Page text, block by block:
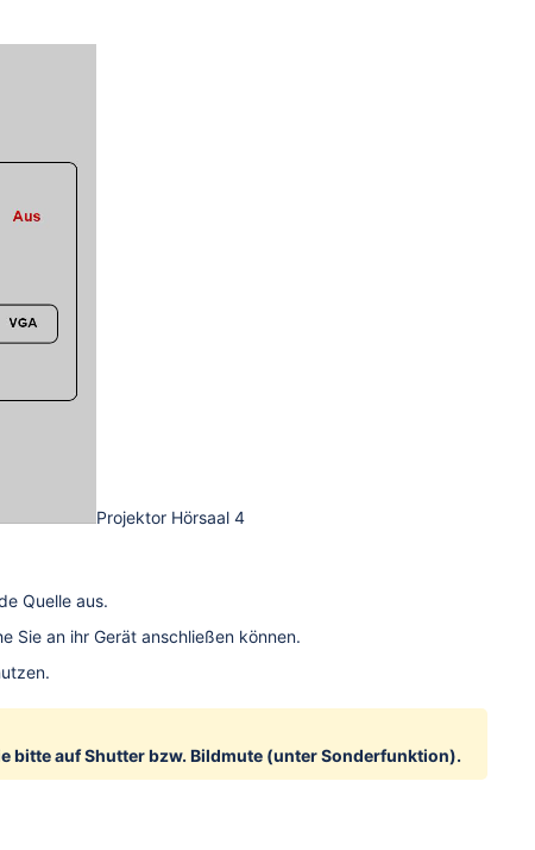
Projektor Hörsaal 4
Quelle aus.
Sie an ihr Gerät anschließen können.
bitte auf Shutter bzw. Bildmute (unter Sonderfunktion).